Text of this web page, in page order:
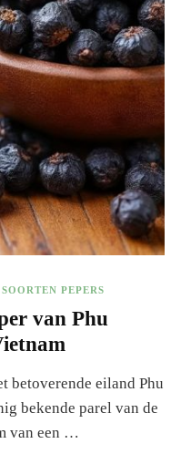
SOORTEN PEPERS
van Phu
betoverende eiland Phu
bekende parel van de
van een …